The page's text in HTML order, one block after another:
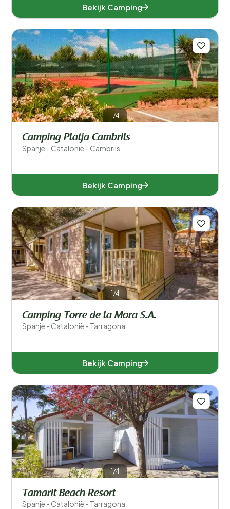
Bekijk Camping
1/4
Camping Platja Cambrils
Spanje - Catalonië - Cambrils
Bekijk Camping
1/4
Camping Torre de la Mora S.A.
Spanje - Catalonië - Tarragona
Bekijk Camping
1/4
Tamarit Beach Resort
Spanje - Catalonië - Tarragona